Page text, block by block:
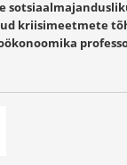
kriisimeetmete